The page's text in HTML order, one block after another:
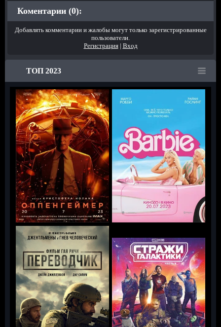
Коментарии (0):
Добавлять комментарии и жалобы могут только зарегистрированные
пользователи.
Регистрация| Вход
ТОП 2023